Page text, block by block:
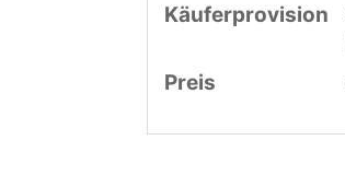
Käufer­provision
Preis